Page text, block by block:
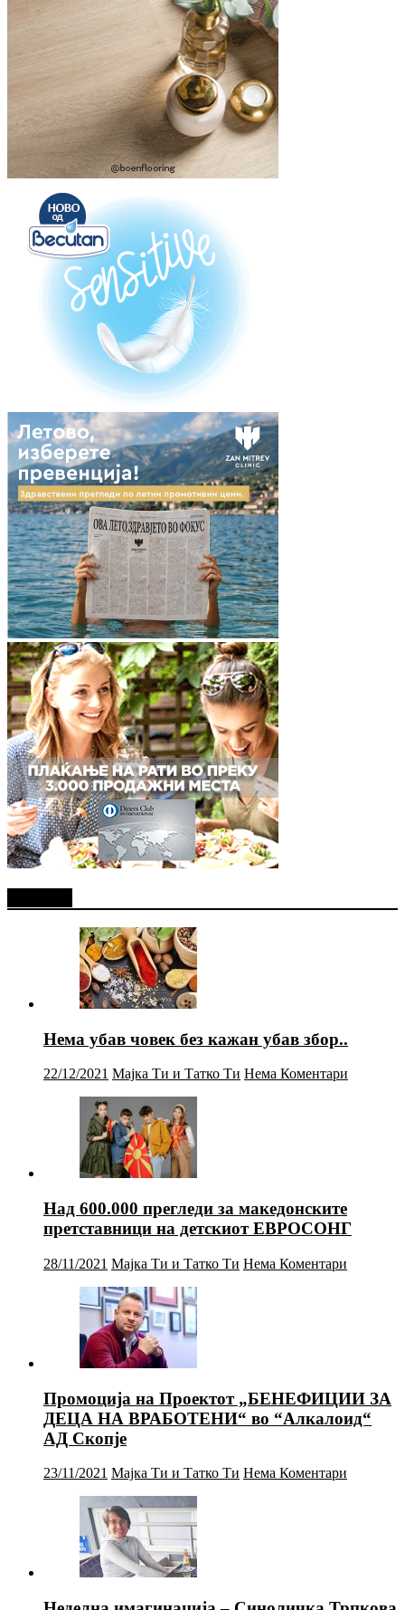
Нема убав човек без кажан убав збор..
22/12/2021 Мајка Ти и Татко Ти Нема Коментари
Над 600.000 прегледи за македонските
претставници на детскиот ЕВРОСОНГ
28/11/2021 Мајка Ти и Татко Ти Нема Коментари
Промоција на Проектот „БЕНЕФИЦИИ ЗА
ДЕЦА НА ВРАБОТЕНИ“ во “Алкалоид“
АД Скопје
23/11/2021 Мајка Ти и Татко Ти Нема Коментари